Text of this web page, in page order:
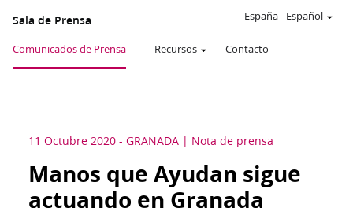
Sala de Prensa
Comunicados de Prensa Recursos Contacto
España- Español
11 Octubre 2020 - GRANADA Nota de prensa
Manos que Ayudan sigue
actuando en Granada